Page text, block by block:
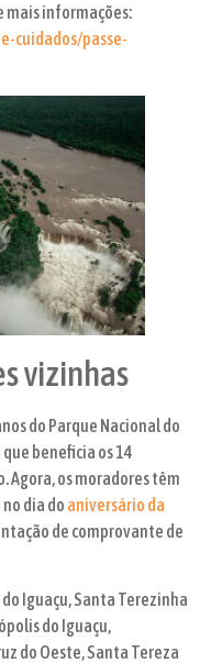
mais informações:
cuidados/passe-
vizinhas
do Parque Nacional do
beneficia os 14
Agora, os moradores têm
dia do aniversário da
de comprovante de
Iguaçu, Santa Terezinha
do Iguaçu,
do Oeste, Santa Tereza